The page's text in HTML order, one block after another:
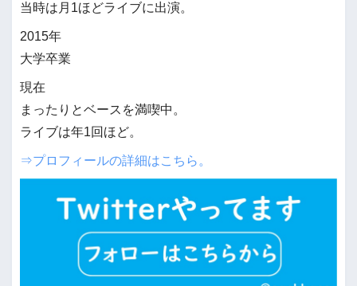
当時は月1ほどライブに出演。
2015年
大学卒業
現在
まったりとベースを満喫中。
ライブは年1回ほど。
⇒プロフィールの詳細はこちら。